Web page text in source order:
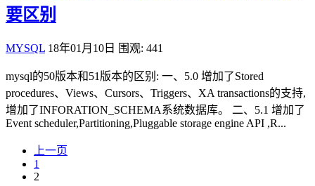
要区别
MYSQL 18年01月10日 围观: 441
mysql的50版本和51版本的区别: 一、5.0 增加了Stored
procedures、Views、Cursors、Triggers、XA transactions的支持,
增加了INFORATION_SCHEMA系统数据库。 二、5.1 增加了
Event scheduler,Partitioning,Pluggable storage engine API ,R...
上一页
1
2